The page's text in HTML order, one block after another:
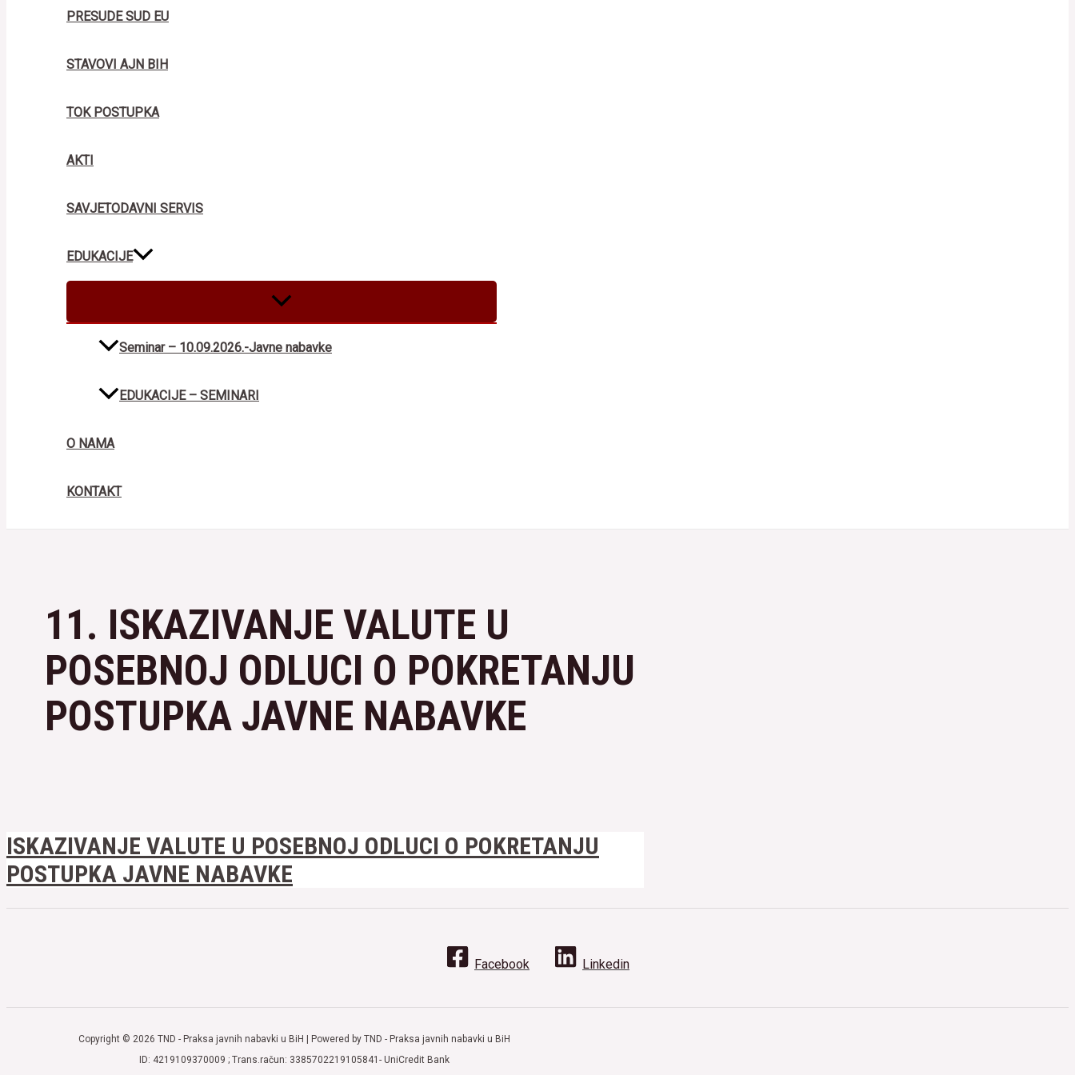
PRESUDE SUD EU
STAVOVI AJN BIH
TOK POSTUPKA
AKTI
SAVJETODAVNI SERVIS
EDUKACIJE
MENU
TOGGLE
Seminar – 10.09.2026.-Javne nabavke
EDUKACIJE – SEMINARI
O NAMA
KONTAKT
11. ISKAZIVANJE VALUTE U
POSEBNOJ ODLUCI O POKRETANJU
POSTUPKA JAVNE NABAVKE
ISKAZIVANJE VALUTE U POSEBNOJ ODLUCI O POKRETANJU
POSTUPKA JAVNE NABAVKE
Facebook Linkedin
Copyright © 2026 TND - Praksa javnih nabavki u BiH | Powered by TND - Praksa javnih nabavki u BiH
ID: 4219109370009 ; Trans.račun: 3385702219105841- UniCredit Bank